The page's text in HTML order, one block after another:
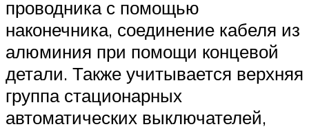
проводника с помощью
наконечника, соединение кабеля из
алюминия при помощи концевой
детали. Также учитывается верхняя
группа стационарных
автоматических выключателей,